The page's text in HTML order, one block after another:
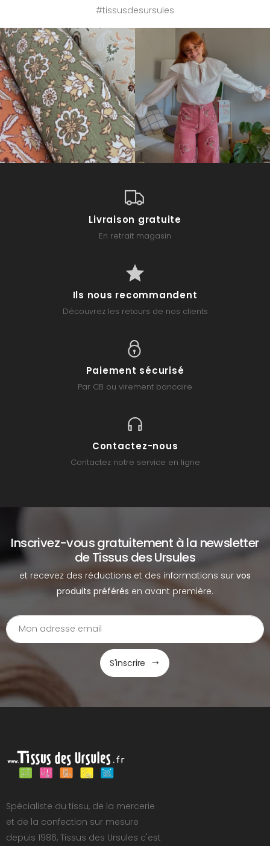
#tissusdesursules
Livraison gratuite
En retrait magasin
Ils nous recommandent
Découvrez les retours de nos clients
Paiement sécurisé
Par CB ou virement bancaire
Contactez-nous
Contactez notre service en ligne
Inscrivez-vous gratuitement à la newsletter
de Tissus des Ursules
et recevez des réductions et des informations sur vos
produits préférés en avant première.
S'inscrire
Spécialiste du tissu, de la mercerie
et de la confection sur mesure
depuis 1986, Tissus des Ursules c'est